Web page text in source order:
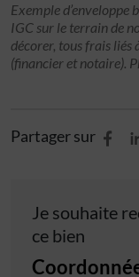
Exemple d’enveloppe
IGC sur le terrain de
décorer, tous frais liés
(financier et notaire).
Partager sur
Je souhaite
ce bien